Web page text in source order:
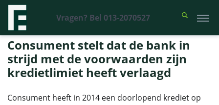
Vragen? Bel 013-2070527
Financieel Recht Advocaten >Uitspraken>Consument stelt dat de
bank in strijd met de voorwaarden zijn kredietlimiet heeft verlaagd
Consument stelt dat de bank in
strijd met de voorwaarden zijn
kredietlimiet heeft verlaagd
Consument heeft in 2014 een doorlopend krediet op